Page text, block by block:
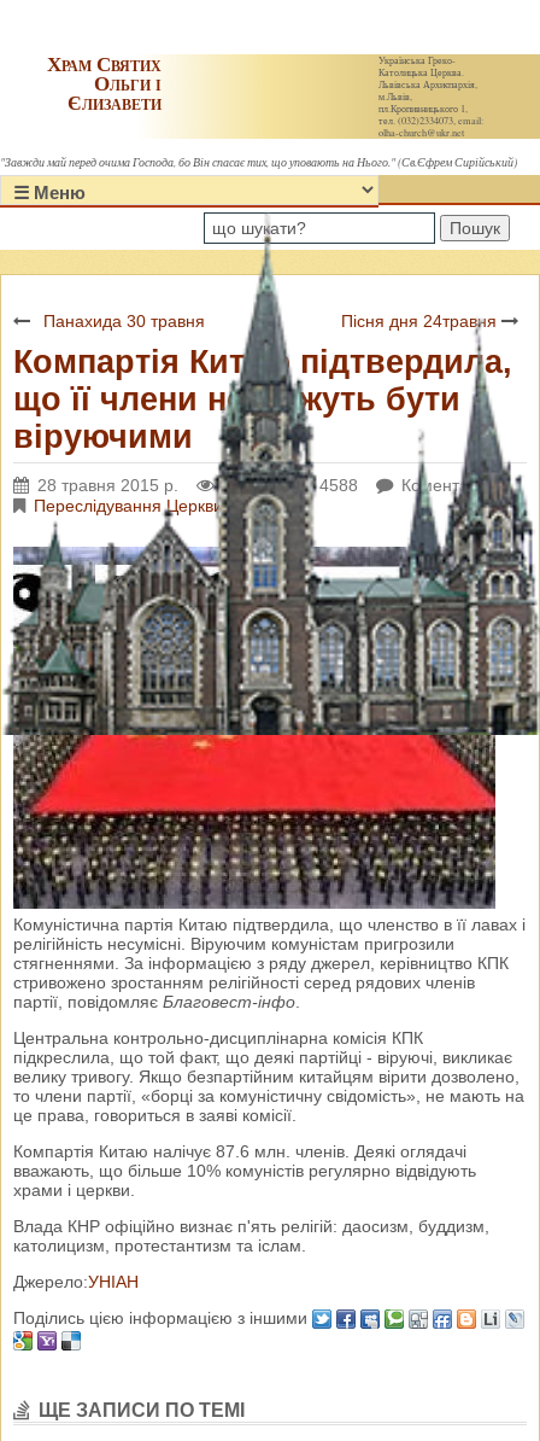
Українська Греко-
Католицька Церква.
Львівська Архиєпархія,
м.Львів,
пл.Кропивницького 1,
тел. (032)2334073, email:
olha-church@ukr.net
Храм Святих
Ольги і
Єлизавети
"Завжди май перед очима Господа, бо Він спасає тих, що уповають на Нього." (Св.Єфрем Сирійський)
Пошук
Панахида 30 травня Пісня дня 24травня
Компартія Китаю підтвердила,
що її члени не можуть бути
віруючими
28 травня 2015 р. Переглядів: 4588
Коментарі: 0
Переслідування Церкви
Комуністична партія Китаю підтвердила, що членство в її лавах і
релігійність несумісні. Віруючим комуністам пригрозили
стягненнями. За інформацією з ряду джерел, керівництво КПК
стривожено зростанням релігійності серед рядових членів
партії, повідомляє Благовест-інфо
Центральна контрольно-дисциплінарна комісія КПК
підкреслила, що той факт, що деякі партійці - віруючі, викликає
велику тривогу. Якщо безпартійним китайцям вірити дозволено,
то члени партії, «борці за комуністичну свідомість», не мають на
це права, говориться в заяві комісії.
Компартія Китаю налічує 87.6 млн. членів. Деякі оглядачі
вважають, що більше 10% комуністів регулярно відвідують
храми і церкви.
Влада КНР офіційно визнає п'ять релігій: даосизм, буддизм,
католицизм, протестантизм та іслам.
Джерело:УНІАН
Поділись цією інформацією з іншими
ЩЕ ЗАПИСИ ПО ТЕМІ